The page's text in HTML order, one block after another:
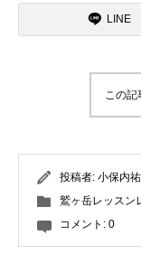
LINE
この記
投稿者: 小保内
鷲ヶ岳レッスン
コメント: 0